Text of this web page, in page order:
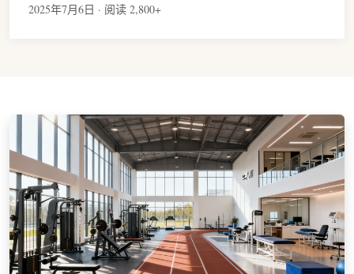
2025年7月6日 · 阅读 2,800+